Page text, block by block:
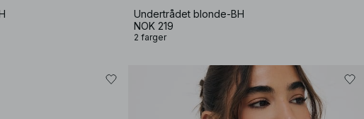
Undertrådet blonde-BH
NOK 219
2 farger